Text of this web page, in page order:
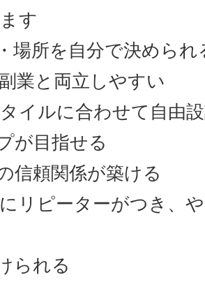
す
場所を自分で決められ
業と両立しやすい
イルに合わせて自由
が目指せる
信頼関係が築ける
リピーターがつき、
られる